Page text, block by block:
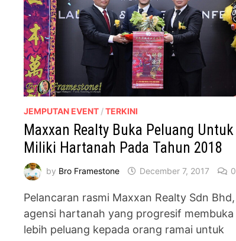
JEMPUTAN EVENT /TERKINI
Maxxan Realty Buka Peluang Untuk
Miliki Hartanah Pada Tahun 2018
by Bro Framestone December 7, 2017 0
Pelancaran rasmi Maxxan Realty Sdn Bhd,
agensi hartanah yang progresif membuka
lebih peluang kepada orang ramai untuk